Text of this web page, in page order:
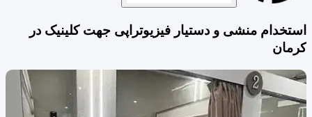
استخدام منشی و دستیار فیزیوتراپی جهت کلینیک در
کرمان